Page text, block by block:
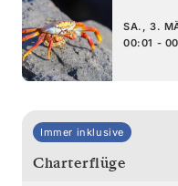
SA., 3.
00:01 -
Immer inklusive
Charterflüge